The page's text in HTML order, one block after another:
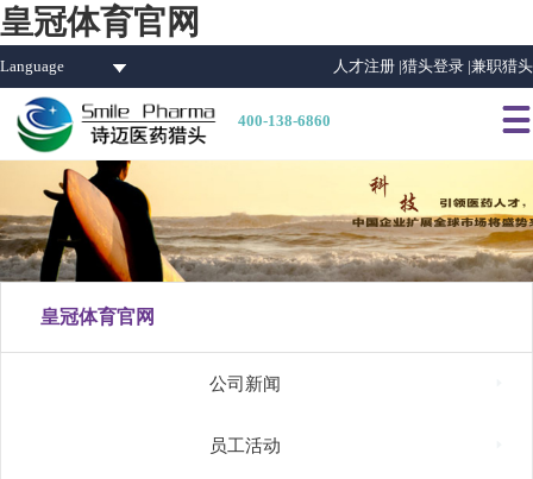
皇冠体育官网
Language 人才注册 |猎头登录 |兼职猎头
400-138-6860 
皇冠体育官网
公司新闻
员工活动